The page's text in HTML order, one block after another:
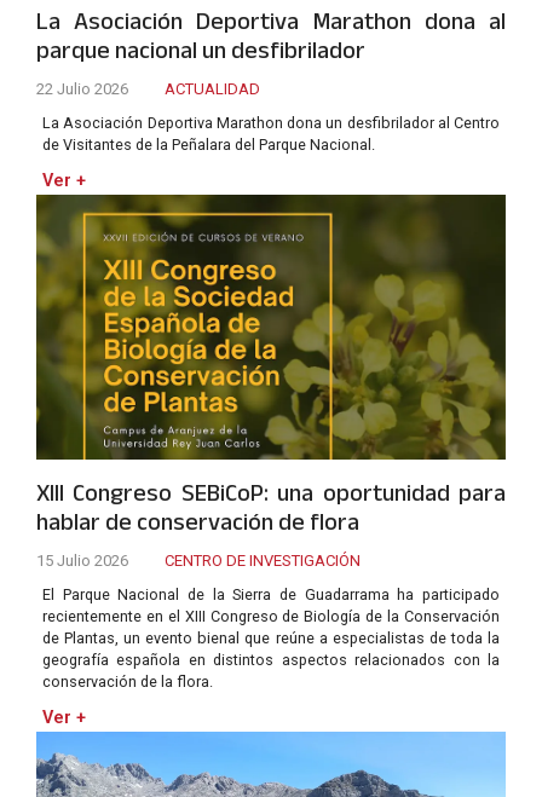
La Asociación Deportiva Marathon dona al
parque nacional un desfibrilador
22 Julio 2026
ACTUALIDAD
La Asociación Deportiva Marathon dona un desfibrilador al Centro
de Visitantes de la Peñalara del Parque Nacional.
Ver +
XIII Congreso SEBiCoP: una oportunidad para
hablar de conservación de flora
15 Julio 2026
CENTRO DE INVESTIGACIÓN
El Parque Nacional de la Sierra de Guadarrama ha participado
recientemente en el XIII Congreso de Biología de la Conservación
de Plantas, un evento bienal que reúne a especialistas de toda la
geografía española en distintos aspectos relacionados con la
conservación de la flora.
Ver +